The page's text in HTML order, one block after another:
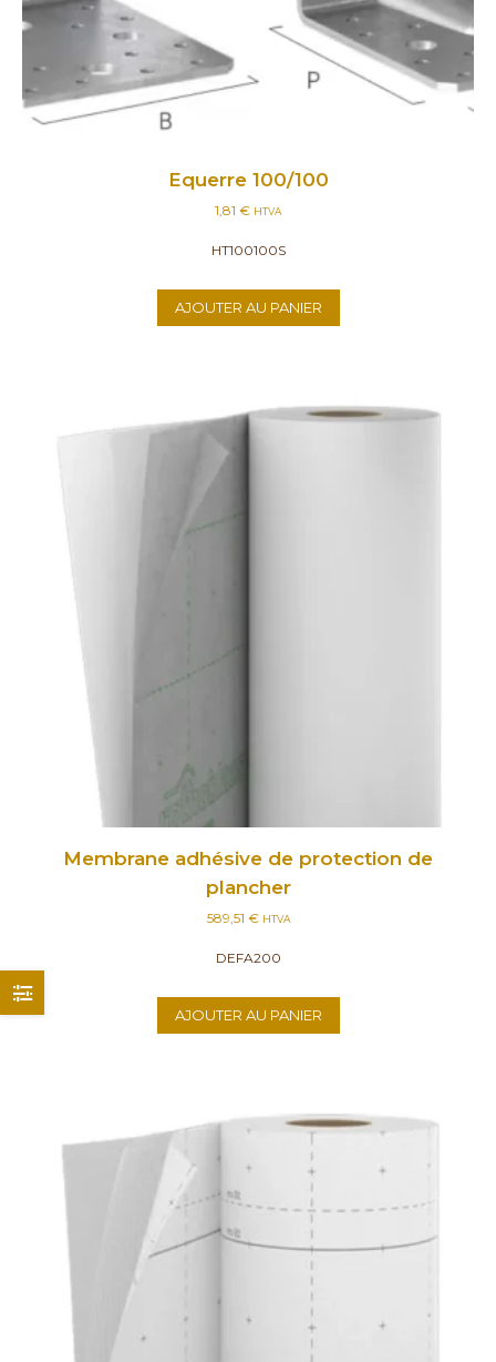
Equerre 100/100
1,81 € HTVA
HT100100S
AJOUTER AU PANIER
Membrane adhésive de protection de
plancher
589,51 € HTVA
DEFA200
AJOUTER AU PANIER